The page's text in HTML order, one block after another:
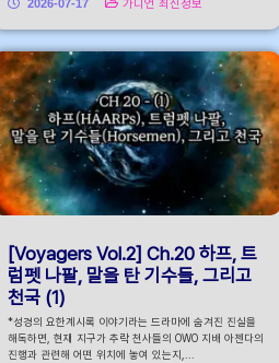
2026-07-17
가디언 최신정보
[Voyagers Vol.2] Ch.20 하프, 트
럼펫 나팔, 말을 탄 기수들, 그리고
천국 (1)
*성경의 요한계시록 이야기라는 드라마에 숨겨진 진실을
해독하면, 현재 지구가 추락 천사들의 OWO 지배 아젠다의
진행과 관련해 어떤 위치에 놓여 있는지,...